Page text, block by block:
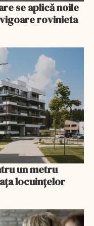
se aplică noile
rovinieta
un metru
locuințelor